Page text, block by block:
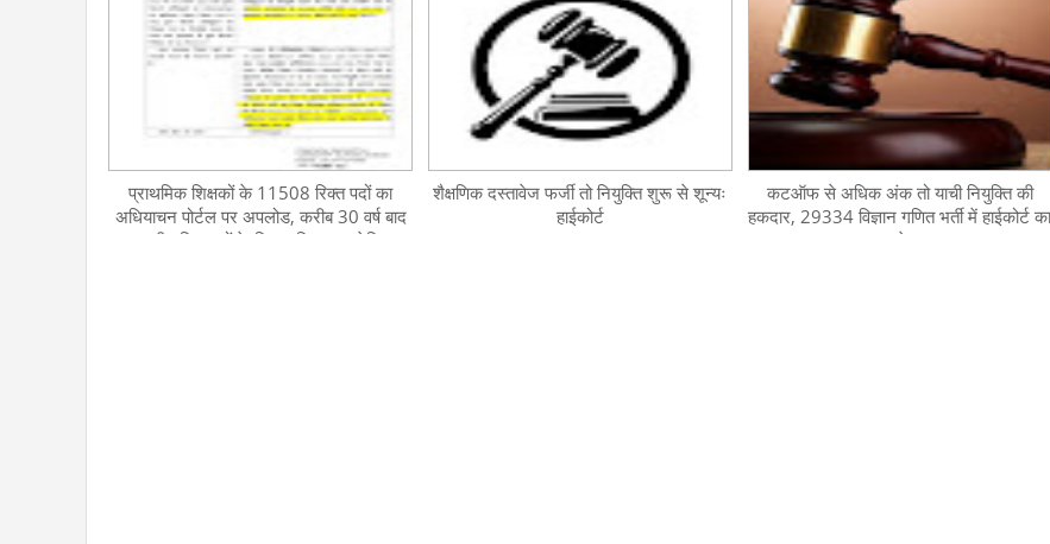
प्राथमिक शिक्षकों के 11508 रिक्त पदों का
अधियाचन पोर्टल पर अपलोड, करीब 30 वर्ष बाद
नगरीय विद्यालयों के लिए अधियाचन प्रेषित
शैक्षणिक दस्तावेज फर्जी तो नियुक्ति शुरू से शून्यः
हाईकोर्ट
कटऑफ से अधिक अंक तो याची नियुक्ति की
हकदार, 29334 विज्ञान गणित भर्ती में हाईकोर्ट
आदेश